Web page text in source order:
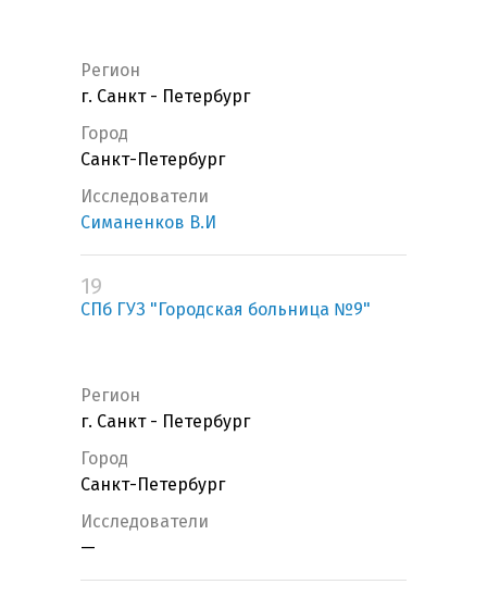
Регион
г. Санкт - Петербург
Город
Санкт-Петербург
Исследователи
Симаненков В.И
19
СПб ГУЗ "Городская больница №9"
Регион
г. Санкт - Петербург
Город
Санкт-Петербург
Исследователи
—